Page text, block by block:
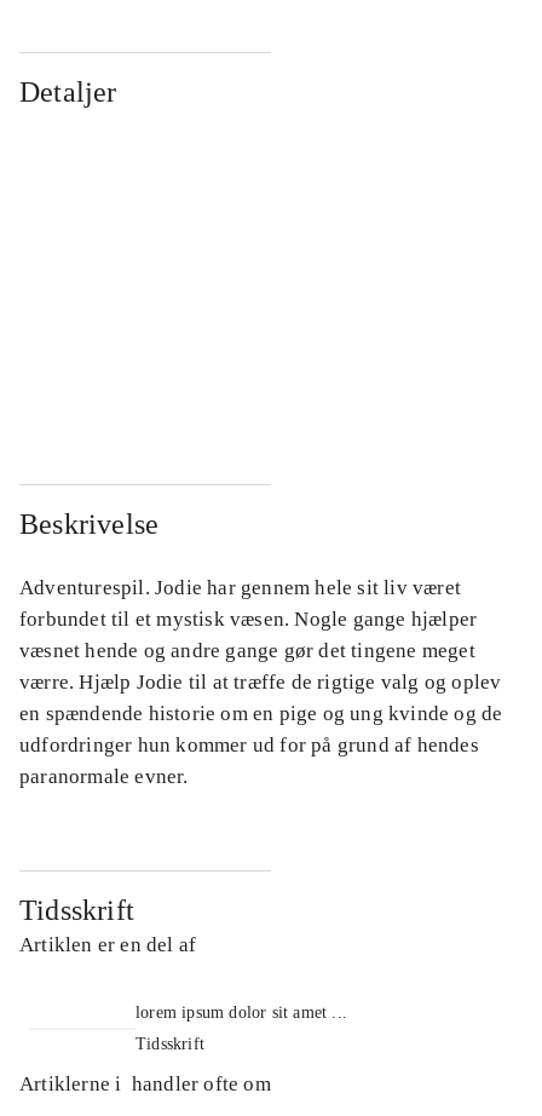
Detaljer
Beskrivelse
Adventurespil. Jodie har gennem hele sit liv været
forbundet til et mystisk væsen. Nogle gange hjælper
væsnet hende og andre gange gør det tingene meget
værre. Hjælp Jodie til at træffe de rigtige valg og oplev
en spændende historie om en pige og ung kvinde og de
udfordringer hun kommer ud for på grund af hendes
paranormale evner.
Tidsskrift
Artiklen er en del af
lorem ipsum dolor sit amet ...
Tidsskrift
Artiklerne i handler ofte om